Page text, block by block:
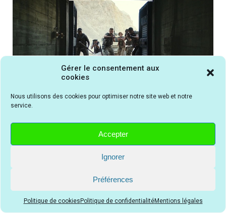
Gérer le consentement aux
cookies
Nous utilisons des cookies pour optimiser notre site web et notre
service.
Accepter
Ignorer
Préférences
Politique de cookies Politique de confidentialitéMentions légales
l'intérieur du bunker russe abandonné dans le film The
pour partager cette chronique sur les réseaux